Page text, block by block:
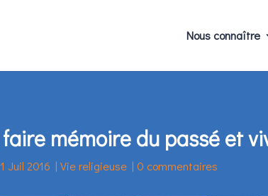
Nous connaître
mémoire du passé et
1 Juil 2016 |Vie religieuse | 0 commentaires